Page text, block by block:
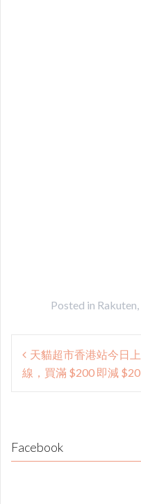
Posted in Rakuten
Post
navigation
天貓超市香港站今日上
線，買滿 $200 即減 $20
Facebook